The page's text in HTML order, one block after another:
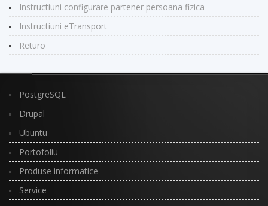
Instructiuni configurare partener persoana fizica
Instructiuni eTransport
Returo
PostgreSQL
Drupal
Ubuntu
Portofoliu
Produse informatice
Service